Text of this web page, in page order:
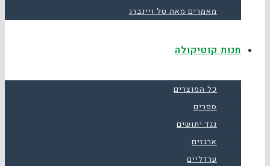
מאמרים מאת טל ויינברג
חנות קוטיקולה
כל המוצרים
ספרים
נגד יתושים
ארגזים
ערדליים